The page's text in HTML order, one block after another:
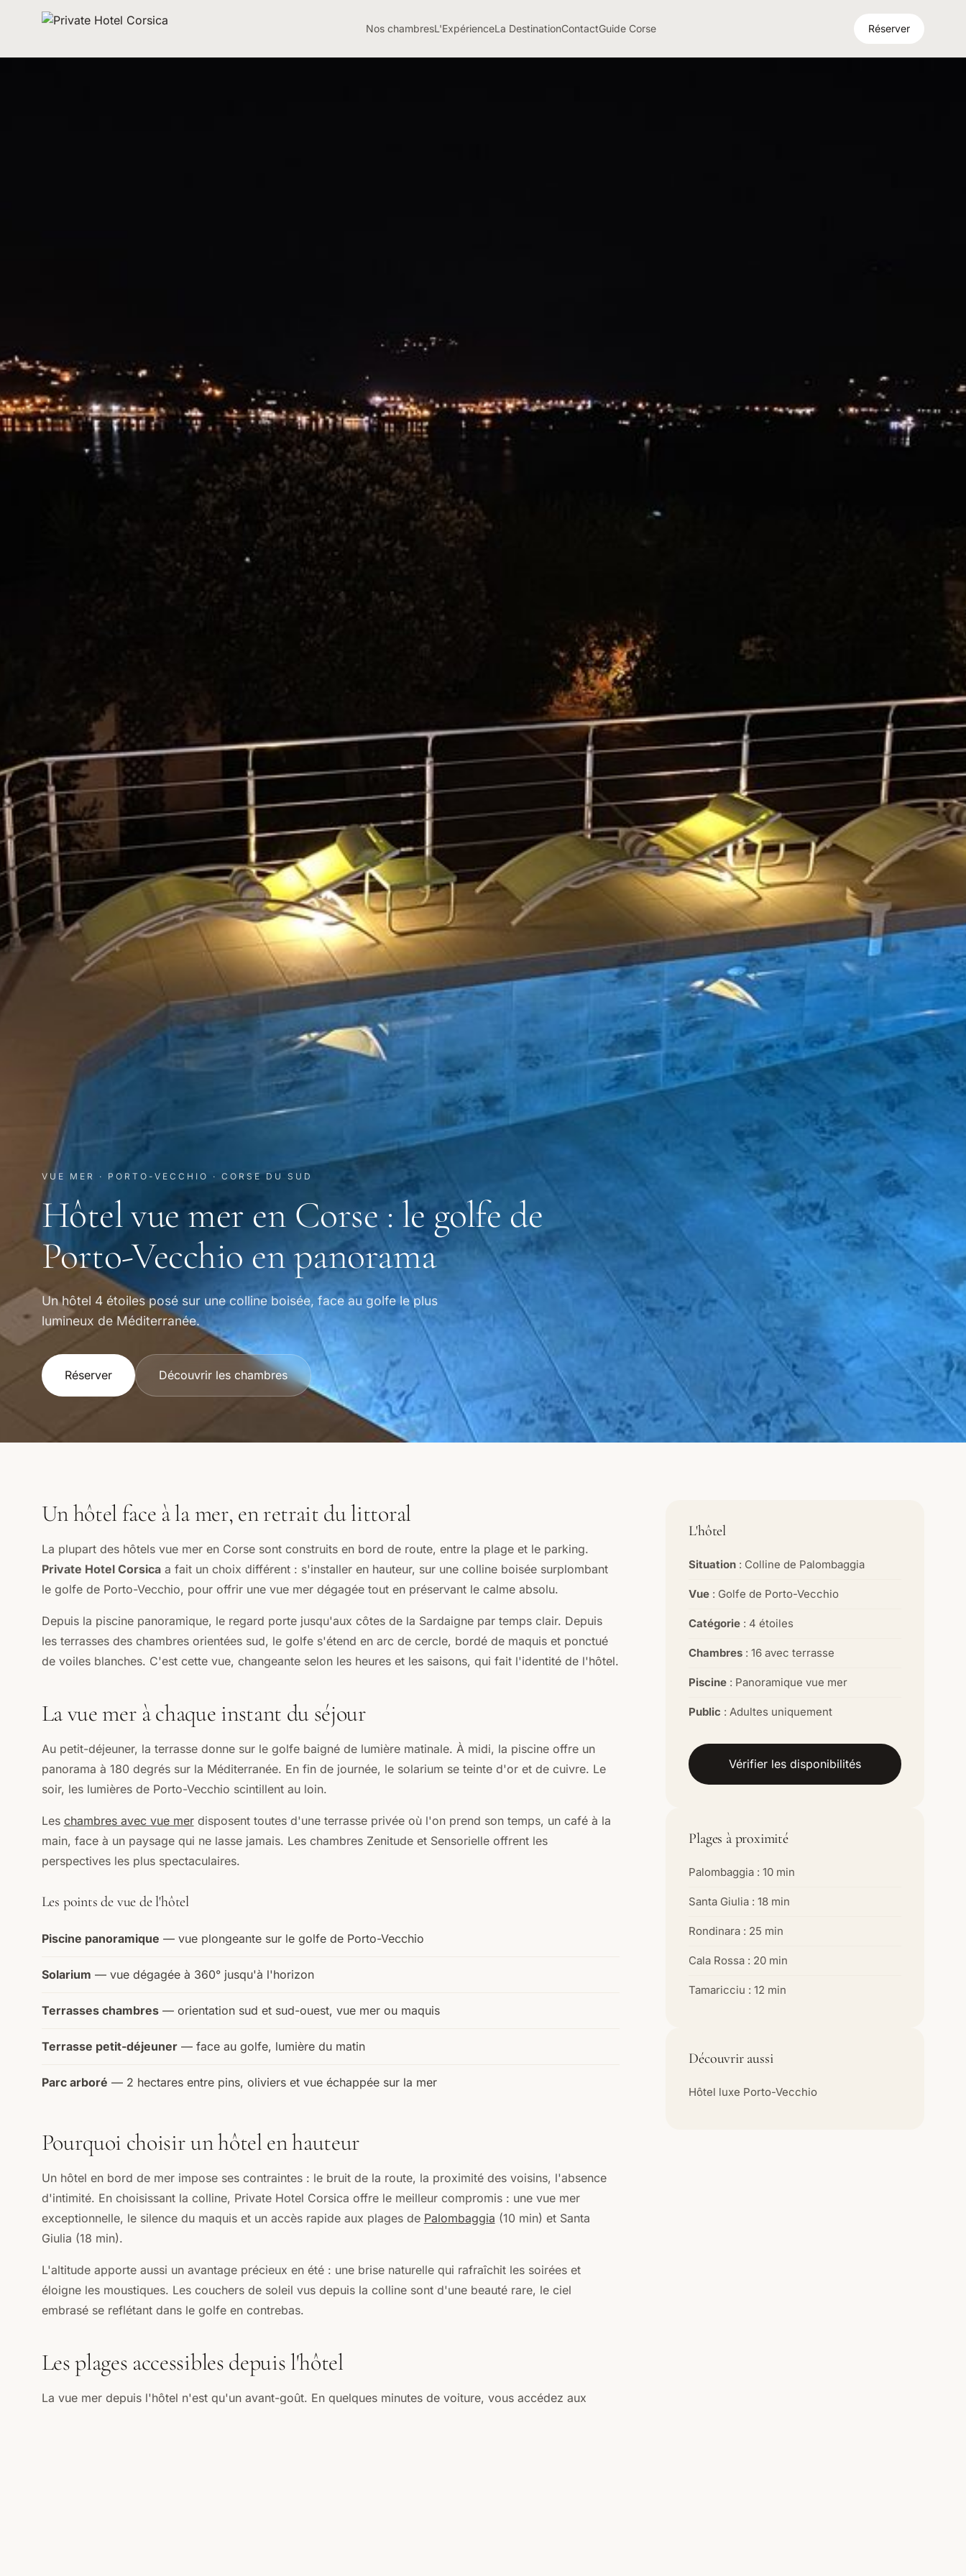
Nos chambresL'ExpérienceLa DestinationContactGuide Corse Réserver
VUE MER · PORTO-VECCHIO · CORSE DU SUD
Hôtel vue mer en Corse : le golfe de
Porto-Vecchio en panorama
Un hôtel 4 étoiles posé sur une colline boisée, face au golfe le plus
lumineux de Méditerranée.
Réserver Découvrir les chambres
Un hôtel face à la mer, en retrait du littoral
La plupart des hôtels vue mer en Corse sont construits en bord de route, entre la plage et le parking.
Private Hotel Corsicaa fait un choix différent : s'installer en hauteur, sur une colline boisée surplombant
le golfe de Porto-Vecchio, pour offrir une vue mer dégagée tout en préservant le calme absolu.
Depuis la piscine panoramique, le regard porte jusqu'aux côtes de la Sardaigne par temps clair. Depuis
les terrasses des chambres orientées sud, le golfe s'étend en arc de cercle, bordé de maquis et ponctué
de voiles blanches. C'est cette vue, changeante selon les heures et les saisons, qui fait l'identité de l'hôtel.
La vue mer à chaque instant du séjour
Au petit-déjeuner, la terrasse donne sur le golfe baigné de lumière matinale. À midi, la piscine offre un
panorama à 180 degrés sur la Méditerranée. En fin de journée, le solarium se teinte d'or et de cuivre. Le
soir, les lumières de Porto-Vecchio scintillent au loin.
Les chambres avec vue merdisposent toutes d'une terrasse privée où l'on prend son temps, un café à la
main, face à un paysage qui ne lasse jamais. Les chambres Zenitude et Sensorielle offrent les
perspectives les plus spectaculaires.
Les points de vue de l'hôtel
Piscine panoramique — vue plongeante sur le golfe de Porto-Vecchio
Solarium — vue dégagée à 360° jusqu'à l'horizon
Terrasses chambres— orientation sud et sud-ouest, vue mer ou maquis
Terrasse petit-déjeuner— face au golfe, lumière du matin
Parc arboré — 2 hectares entre pins, oliviers et vue échappée sur la mer
Pourquoi choisir un hôtel en hauteur
Un hôtel en bord de mer impose ses contraintes : le bruit de la route, la proximité des voisins, l'absence
d'intimité. En choisissant la colline, Private Hotel Corsica offre le meilleur compromis : une vue mer
exceptionnelle, le silence du maquis et un accès rapide aux plages de Palombaggia (10 min) et Santa
Giulia (18 min).
L'altitude apporte aussi un avantage précieux en été : une brise naturelle qui rafraîchit les soirées et
éloigne les moustiques. Les couchers de soleil vus depuis la colline sont d'une beauté rare, le ciel
embrasé se reflétant dans le golfe en contrebas.
Les plages accessibles depuis l'hôtel
La vue mer depuis l'hôtel n'est qu'un avant-goût. En quelques minutes de voiture, vous accédez aux
L'hôtel
Situation : Colline de Palombaggia
Vue : Golfe de Porto-Vecchio
Catégorie : 4 étoiles
Chambres : 16 avec terrasse
Piscine : Panoramique vue mer
Public : Adultes uniquement
Vérifier les disponibilités
Plages à proximité
Palombaggia : 10 min
Santa Giulia : 18 min
Rondinara : 25 min
Cala Rossa : 20 min
Tamaricciu : 12 min
Découvrir aussi
Hôtel luxe Porto-Vecchio